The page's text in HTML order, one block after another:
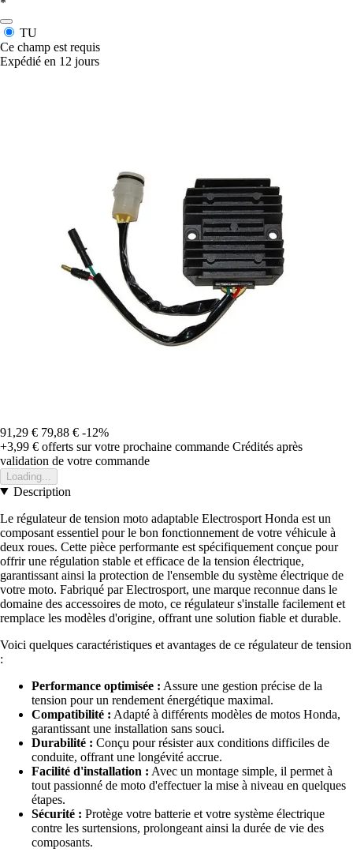
TU
Ce champ est requis
Expédié en 12 jours
91,29 € 79,88 € -12%
+3,99 € offerts sur votre prochaine commande Crédités après
validation de votre commande
Loading...
Description
Le régulateur de tension moto adaptable Electrosport Honda est un
composant essentiel pour le bon fonctionnement de votre véhicule à
deux roues. Cette pièce performante est spécifiquement conçue pour
offrir une régulation stable et efficace de la tension électrique,
garantissant ainsi la protection de l'ensemble du système électrique de
votre moto. Fabriqué par Electrosport, une marque reconnue dans le
domaine des accessoires de moto, ce régulateur s'installe facilement et
remplace les modèles d'origine, offrant une solution fiable et durable.
Voici quelques caractéristiques et avantages de ce régulateur de tension
:
Performance optimisée : Assure une gestion précise de la
tension pour un rendement énergétique maximal.
Compatibilité : Adapté à différents modèles de motos Honda,
garantissant une installation sans souci.
Durabilité : Conçu pour résister aux conditions difficiles de
conduite, offrant une longévité accrue.
Facilité d'installation : Avec un montage simple, il permet à
tout passionné de moto d'effectuer la mise à niveau en quelques
étapes.
Sécurité : Protège votre batterie et votre système électrique
contre les surtensions, prolongeant ainsi la durée de vie des
composants.